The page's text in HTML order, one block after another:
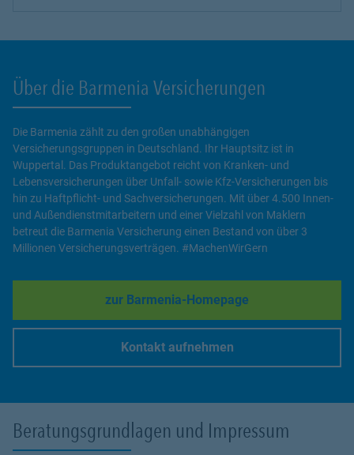
Über die Barmenia Versicherungen
Die Barmenia zählt zu den großen unabhängigen
Versicherungsgruppen in Deutschland. Ihr Hauptsitz ist in
Wuppertal. Das Produktangebot reicht von Kranken- und
Lebensversicherungen über Unfall- sowie Kfz-Versicherungen bis
hin zu Haftpflicht- und Sachversicherungen. Mit über 4.500 Innen-
und Außendienstmitarbeitern und einer Vielzahl von Maklern
betreut die Barmenia Versicherung einen Bestand von über 3
Millionen Versicherungsverträgen. #MachenWirGern
zur Barmenia-Homepage
Link Opens in New Tab
Kontakt aufnehmen
Beratungsgrundlagen und Impressum